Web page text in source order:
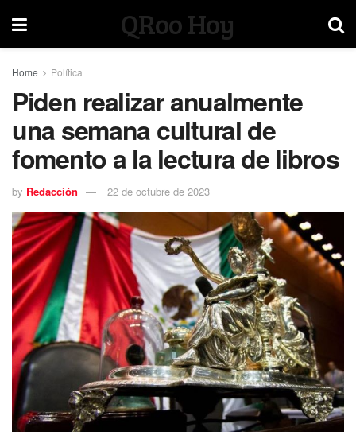
QRoo Hoy
Home Política
Piden realizar anualmente
una semana cultural de
fomento a la lectura de libros
by Redacción 22 de octubre de 2023